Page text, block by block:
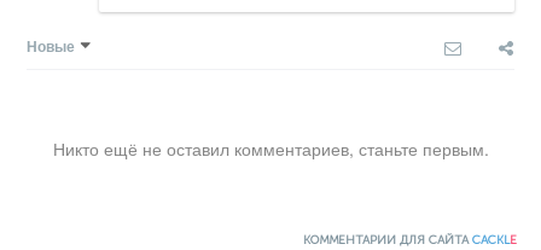
Новые
Никто ещё не оставил комментариев, станьте первым.
КОММЕНТАРИИ ДЛЯ САЙТАCACKLE